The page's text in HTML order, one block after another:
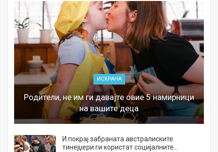
ИСХРАНА
Родители, не им ги давајте овие 5 намирници
на вашите деца
И покрај забраната австралиските
тинејџери ги користат социјалните…